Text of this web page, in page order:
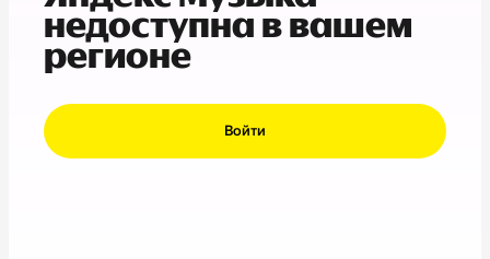
недоступна в вашем
регионе
Войти